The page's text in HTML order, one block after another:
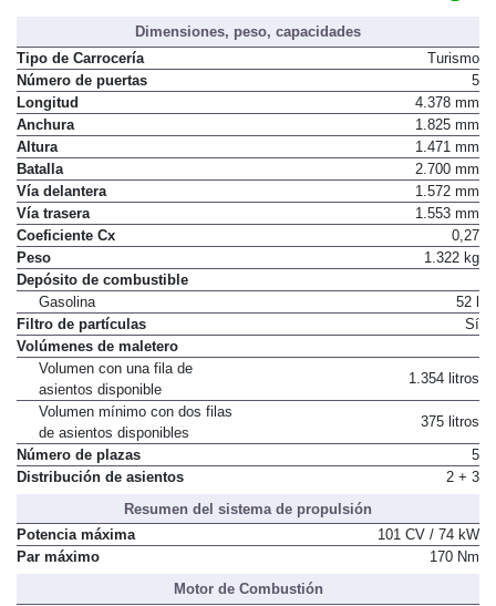
Dimensiones, peso, capacidades
Tipo de Carrocería
Turismo
Número de puertas
5
Longitud
4.378 mm
Anchura
1.825 mm
Altura
1.471 mm
Batalla
2.700 mm
Vía delantera
1.572 mm
Vía trasera
1.553 mm
Coeficiente Cx
0,27
Peso
1.322 kg
Depósito de combustible
Gasolina
52 l
Filtro de partículas
Sí
Volúmenes de maletero
Volumen con una fila de
asientos disponible
1.354 litros
Volumen mínimo con dos filas
de asientos disponibles
375 litros
Número de plazas
5
Distribución de asientos
2 + 3
Resumen del sistema de propulsión
Potencia máxima
101 CV / 74 kW
Par máximo
170 Nm
Motor de Combustión